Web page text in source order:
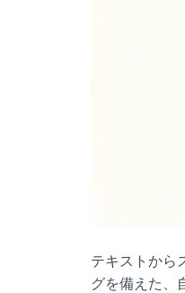
テキストから
グを備えた、